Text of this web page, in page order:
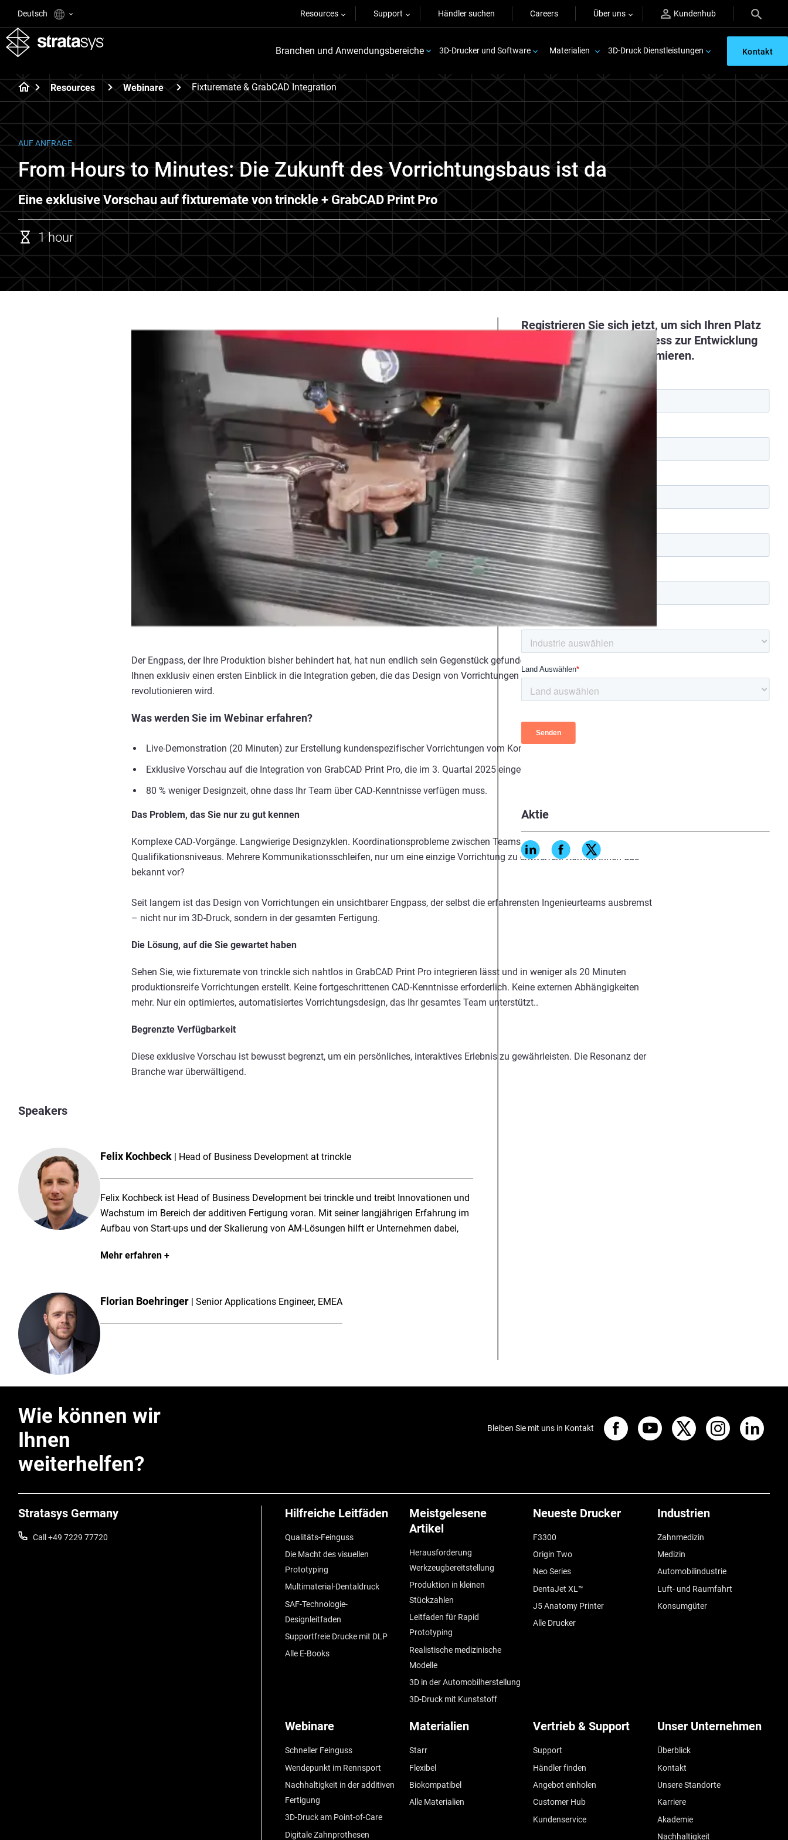
Deutsch Resources Support Händler suchen Careers Über uns Kundenhub
Branchen und Anwendungsbereiche 3D-Drucker und Software Materialien 3D-Druck Dienstleistungen Kontakt
Resources Webinare Fixturemate & GrabCAD Integration
AUF ANFRAGE
From Hours to Minutes: Die Zukunft des Vorrichtungsbaus ist da
Eine exklusive Vorschau auf fixturemate von trinckle + GrabCAD Print Pro
1 hour
Registrieren Sie sich jetzt, um sich Ihren Platz
zu sichern und Ihren Prozess zur Entwicklung
von Vorrichtungen zu optimieren.
Aktie
Der Engpass, der Ihre Produktion bisher behindert hat, hat nun endlich sein Gegenstück gefunden. Seien Sie dabei, wenn wir
Ihnen exklusiv einen ersten Einblick in die Integration geben, die das Design von Vorrichtungen für die additive Fertigung
revolutionieren wird.
Was werden Sie im Webinar erfahren?
Live-Demonstration (20 Minuten) zur Erstellung kundenspezifischer Vorrichtungen vom Konzept bis zur Druckreife.
Exklusive Vorschau auf die Integration von GrabCAD Print Pro, die im 3. Quartal 2025 eingeführt wurde.
80 % weniger Designzeit, ohne dass Ihr Team über CAD-Kenntnisse verfügen muss.
Das Problem, das Sie nur zu gut kennen
Komplexe CAD-Vorgänge. Langwierige Designzyklen. Koordinationsprobleme zwischen Teams mit unterschiedlichen
Qualifikationsniveaus. Mehrere Kommunikationsschleifen, nur um eine einzige Vorrichtung zu entwerfen. Kommt Ihnen das
bekannt vor?
Seit langem ist das Design von Vorrichtungen ein unsichtbarer Engpass, der selbst die erfahrensten Ingenieurteams ausbremst
– nicht nur im 3D-Druck, sondern in der gesamten Fertigung.
Die Lösung, auf die Sie gewartet haben
Sehen Sie, wie fixturemate von trinckle sich nahtlos in GrabCAD Print Pro integrieren lässt und in weniger als 20 Minuten
produktionsreife Vorrichtungen erstellt. Keine fortgeschrittenen CAD-Kenntnisse erforderlich. Keine externen Abhängigkeiten
mehr. Nur ein optimiertes, automatisiertes Vorrichtungsdesign, das Ihr gesamtes Team unterstützt..
Begrenzte Verfügbarkeit
Diese exklusive Vorschau ist bewusst begrenzt, um ein persönliches, interaktives Erlebnis zu gewährleisten. Die Resonanz der
Branche war überwältigend.
Speakers
Felix Kochbeck Head of Business Development at trinckle
Felix Kochbeck ist Head of Business Development bei trinckle und treibt Innovationen und
Wachstum im Bereich der additiven Fertigung voran. Mit seiner langjährigen Erfahrung im
Aufbau von Start-ups und der Skalierung von AM-Lösungen hilft er Unternehmen dabei,
Design-Workflows zu beschleunigen.
Mehr erfahren
Florian Boehringer Senior Applications Engineer, EMEA
Wie können wir
Ihnen
weiterhelfen?
Stratasys Germany
Call +49 7229 77720
Hilfreiche Leitfäden
Qualitäts-Feinguss
Die Macht des visuellen
Prototyping
Multimaterial-Dentaldruck
SAF-Technologie-
Designleitfaden
Supportfreie Drucke mit DLP
Alle E-Books
Meistgelesene
Artikel
Herausforderung
Werkzeugbereitstellung
Produktion in kleinen
Stückzahlen
Leitfaden für Rapid
Prototyping
Realistische medizinische
Modelle
3D in der Automobilherstellung
3D-Druck mit Kunststoff
Neueste Drucker
F3300
Origin Two
Neo Series
DentaJet XL™
J5 Anatomy Printer
Alle Drucker
Industrien
Zahnmedizin
Medizin
Automobilindustrie
Luft- und Raumfahrt
Konsumgüter
Webinare
Schneller Feinguss
Wendepunkt im Rennsport
Nachhaltigkeit in der additiven
Fertigung
3D-Druck am Point-of-Care
Digitale Zahnprothesen
Materialien
Starr
Flexibel
Biokompatibel
Alle Materialien
Vertrieb & Support
Support
Händler finden
Angebot einholen
Customer Hub
Kundenservice
Unser Unternehmen
Überblick
Kontakt
Unsere Standorte
Karriere
Akademie
Nachhaltigkeit
Bleiben Sie mit uns in Kontakt